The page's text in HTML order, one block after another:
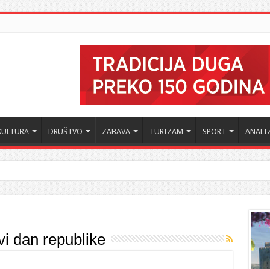
DRUŠTVO ZABAVA TURIZAM SPORT
dan republike